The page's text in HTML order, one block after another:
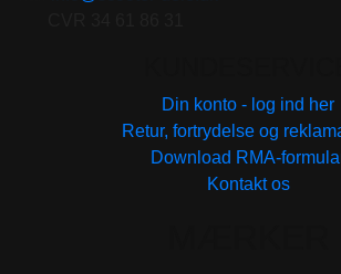
Din konto - log ind her
Retur, fortrydelse og
Download RMA-
Kontakt os